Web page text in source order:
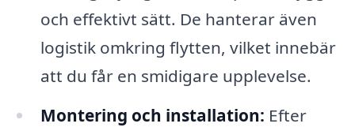
och effektivt sätt. De hanterar även
logistik omkring flytten, vilket innebär
att du får en smidigare upplevelse.
Montering och installation: Efter